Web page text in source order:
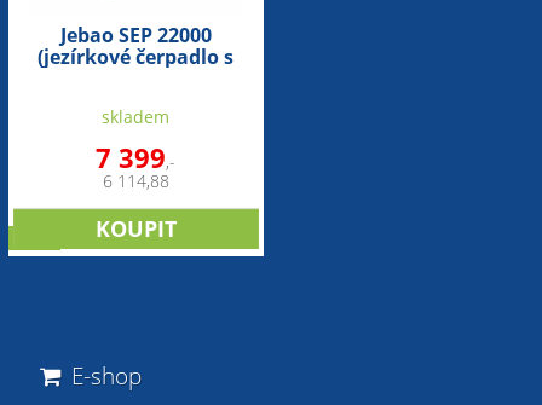
Jebao SEP 22000
(jezírkové čerpadlo s
skladem
7 399,-
6 114,88
E-shop